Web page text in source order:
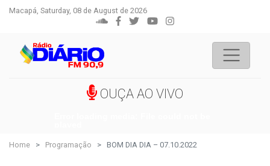
Macapá, Saturday, 08 de August de 2026
OUÇA AO VIVO
Home Programação BOM DIA DIA – 07.10.2022